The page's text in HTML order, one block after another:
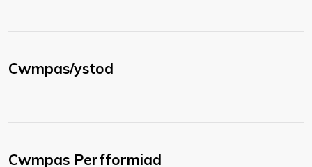
Cwmpas/ystod
Cwmpas Perfformiad